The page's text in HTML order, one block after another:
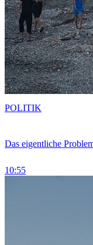
Das eigentliche
10:55
POLITIK